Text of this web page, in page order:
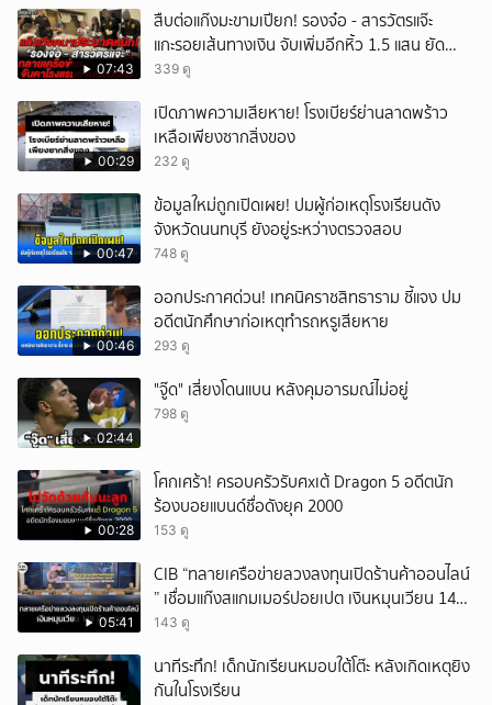
07:43
สืบต่อแก๊งมะขามเปียก! รองจ๋อ - สารวัตรแจ๊ะ
แกะรอยเส้นทางเงิน จับเพิ่มอีกหิ้ว 1.5 แสน ยัด
สินบน
339 ดู
00:29
เปิดภาพความเสียหาย! โรงเบียร์ย่านลาดพร้าว
เหลือเพียงซากสิ่งของ
232 ดู
00:47
ข้อมูลใหม่ถูกเปิดเผย! ปมผู้ก่อเหตุโรงเรียนดัง
จังหวัดนนทบุรี ยังอยู่ระหว่างตรวจสอบ
748 ดู
00:46
ออกประกาศด่วน! เทคนิคราชสิทธาราม ชี้แจง ปม
อดีตนักศึกษาก่อเหตุทำรถหรูเสียหาย
293 ดู
02:44
"จู๊ด" เสี่ยงโดนแบน หลังคุมอารมณ์ไม่อยู่
798 ดู
00:28
โศกเศร้า! ครอบครัวรับศxเต้ Dragon 5 อดีตนัก
ร้องบอยแบนด์ชื่อดังยุค 2000
153 ดู
05:41
CIB “ทลายเครือข่ายลวงลงทุนเปิดร้านค้าออนไลน์
” เชื่อมแก๊งสแกมเมอร์ปอยเปต เงินหมุนเวียน 149
ล้านบาท
143 ดู
นาทีระทึก! เด็กนักเรียนหมอบใต้โต๊ะ หลังเกิดเหตุยิง
กันในโรงเรียน